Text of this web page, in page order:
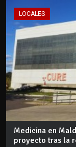
LOCALES
Medicina en
proyecto tras la